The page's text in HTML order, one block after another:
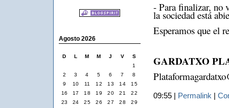
Agosto 2026
D L M M J V
S
1
2
3 4 5 6 7
8
9
10 11 12 13 14
15
16
17 18 19 20 21
22
23
24 25 26 27 28
29
- Para finalizar, no
la sociedad está
Esperamos que el
GARDATXO
09:55 | Permalink |